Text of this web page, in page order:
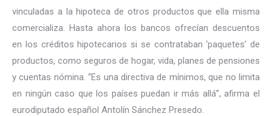
vinculadas a la hipoteca de otros productos que ella misma
comercializa. Hasta ahora los bancos ofrecían descuentos
en los créditos hipotecarios si se contrataban ‘paquetes’ de
productos, como seguros de hogar, vida, planes de pensiones
y cuentas nómina. “Es una directiva de mínimos, que no limita
en ningún caso que los países puedan ir más allá”, afirma el
eurodiputado español Antolín Sánchez Presedo.